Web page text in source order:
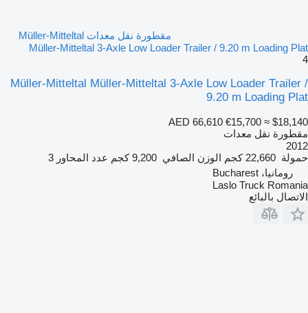
مقطورة نقل معدات Müller-Mitteltal
Müller-Mitteltal 3-Axle Low Loader Trailer / 9.20 m Loading Plat
4
Müller-Mitteltal Müller-Mitteltal 3-Axle Low Loader Trailer /
9.20 m Loading Plat
AED 66,610 €15,700 ≈ $18,140
مقطورة نقل معدات
2012
حمولة 22,660 كجم الوزن الصافي 9,200 كجم عدد المحاور 3
رومانيا، Bucharest
Laslo Truck Romania
الاتصال بالبائع